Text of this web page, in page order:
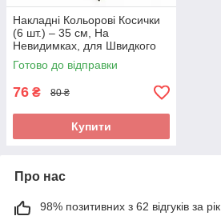
Накладні Кольорові Косички
(6 шт.) – 35 см, На
Невидимках, для Швидкого
Декору Волосся, Мікс
Кольорів. Арт 478
Готово до відправки
76 ₴ 80 ₴
Купити
Про нас
98% позитивних з 62 відгуків за рік